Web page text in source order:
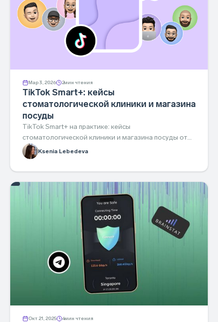
Мар 3, 2026 2мин чтения
TikTok Smart+: кейсы
стоматологической клиники и магазина
посуды
TikTok Smart+ на практике: кейсы
стоматологической клиники и магазина посуды от
AdHand — результаты и как повторить.
Ksenia Lebedeva
Окт 21, 2025 4мин чтения